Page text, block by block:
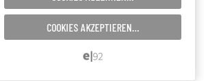
COOKIES AKZEPTIEREN…
ABBRECHEN…